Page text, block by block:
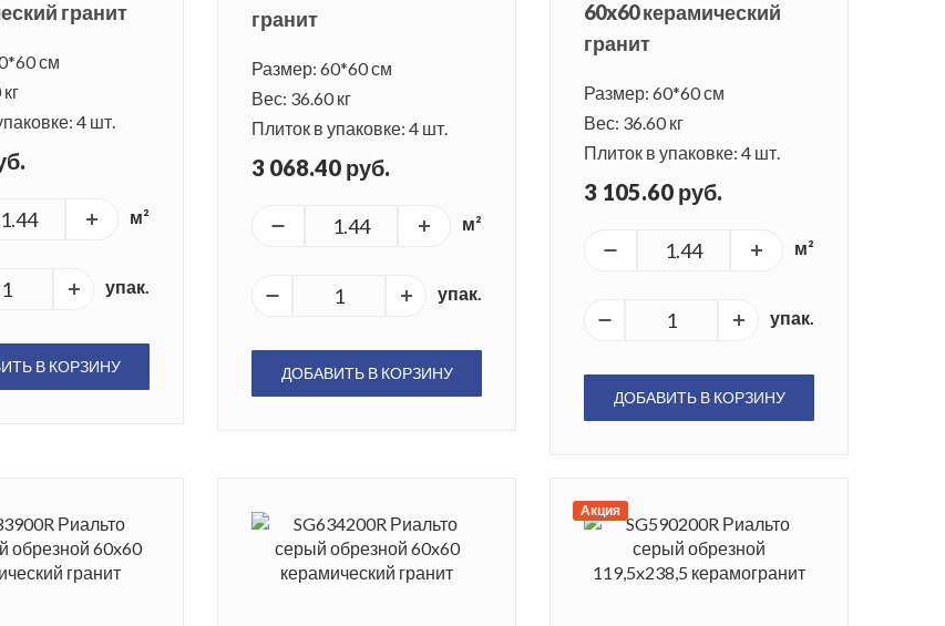
гранит
см
4 шт.
м²
упак.
В КОРЗИНУ
гранит
Размер: 60*60 см
Вес: 36.60 кг
Плиток в упаковке: 4 шт.
3 068.40 руб.
м²
упак.
ДОБАВИТЬ В КОРЗИНУ
60x60 керамический
гранит
Размер: 60*60 см
Вес: 36.60 кг
Плиток в упаковке: 4 шт.
3 105.60 руб.
м²
упак.
ДОБАВИТЬ В КОРЗИНУ
Акция